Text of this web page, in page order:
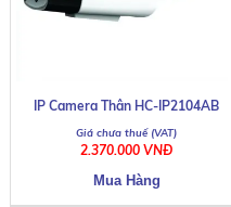
IP Camera Thân HC-IP2104AB
2.370.000 VNĐ